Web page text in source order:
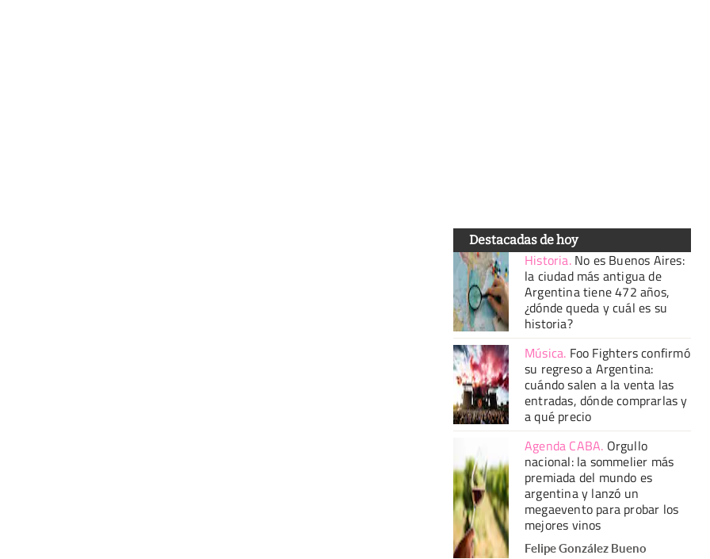
Destacadas de hoy
Historia. No es Buenos Aires:
la ciudad más antigua de
Argentina tiene 472 años,
¿dónde queda y cuál es su
historia?
Música. Foo Fighters confirmó
su regreso a Argentina:
cuándo salen a la venta las
entradas, dónde comprarlas y
a qué precio
Agenda CABA. Orgullo
nacional: la sommelier más
premiada del mundo es
argentina y lanzó un
megaevento para probar los
mejores vinos
Felipe González Bueno